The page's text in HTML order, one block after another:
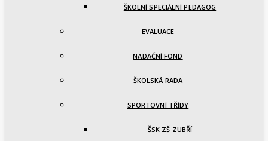
ŠKOLNÍ SPECIÁLNÍ PEDAGOG
EVALUACE
NADAČNÍ FOND
ŠKOLSKÁ RADA
SPORTOVNÍ TŘÍDY
ŠSK ZŠ ZUBŘÍ